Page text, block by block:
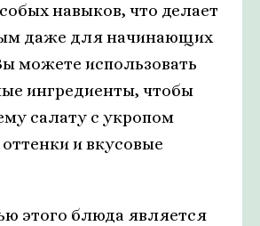
навыков, что делает
даже для начинающих
можете использовать
ингредиенты, чтобы
салату с укропом
и вкусовые
этого блюда является